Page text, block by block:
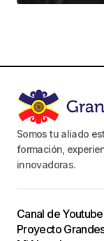
Somos tu aliado
formación,
innovadoras.
Canal de Youtube
Proyecto